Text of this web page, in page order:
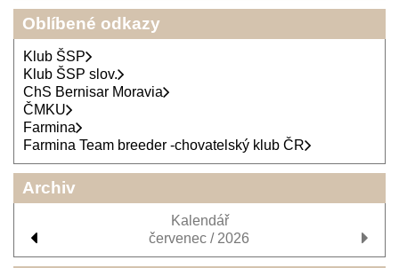
Oblíbené odkazy
Klub ŠSP
Klub ŠSP slov.
ChS Bernisar Moravia
ČMKU
Farmina
Farmina Team breeder -chovatelský klub ČR
Archiv
Kalendář
červenec / 2026